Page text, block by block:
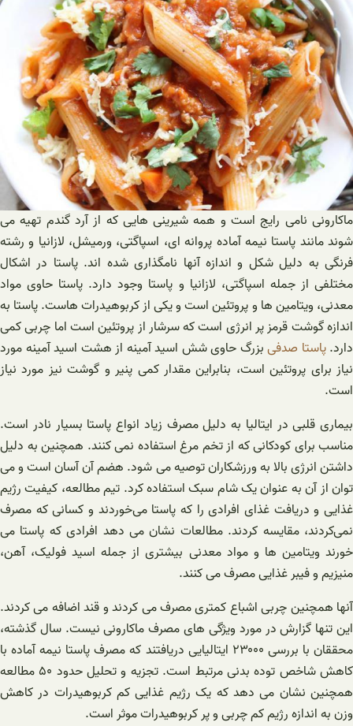
ماکارونی نامی رایج است و همه شیرینی هایی که از آرد گندم تهیه می
شوند مانند پاستا نیمه آماده پروانه ای، اسپاگتی، ورمیشل، لازانیا و رشته
فرنگی به دلیل شکل و اندازه آنها نامگذاری شده اند. پاستا در اشکال
مختلفی از جمله اسپاگتی، لازانیا و پاستا وجود دارد. پاستا حاوی مواد
معدنی، ویتامین ها و پروتئین است و یکی از کربوهیدرات هاست. پاستا به
اندازه گوشت قرمز پر انرژی است که سرشار از پروتئین است اما چربی کمی
دارد.پاستا صدفیبزرگ حاوی شش اسید آمینه از هشت اسید آمینه مورد
نیاز برای پروتئین است، بنابراین مقدار کمی پنیر و گوشت نیز مورد نیاز
است.
بیماری قلبی در ایتالیا به دلیل مصرف زیاد انواع پاستا بسیار نادر است.
مناسب برای کودکانی که از تخم مرغ استفاده نمی کنند. همچنین به دلیل
داشتن انرژی بالا به ورزشکاران توصیه می شود. هضم آن آسان است و می
توان از آن به عنوان یک شام سبک استفاده کرد. تیم مطالعه، کیفیت رژیم
غذایی و دریافت غذای افرادی را که پاستا می‌خوردند و کسانی که مصرف
نمی‌کردند، مقایسه کردند. مطالعات نشان می دهد افرادی که پاستا می
خورند ویتامین ها و مواد معدنی بیشتری از جمله اسید فولیک، آهن،
منیزیم و فیبر غذایی مصرف می کنند.
آنها همچنین چربی اشباع کمتری مصرف می کردند و قند اضافه می کردند.
این تنها گزارش در مورد ویژگی های مصرف ماکارونی نیست. سال گذشته،
محققان با بررسی ۲۳۰۰۰ ایتالیایی دریافتند که مصرف پاستا نیمه آماده با
کاهش شاخص توده بدنی مرتبط است. تجزیه و تحلیل حدود ۵۰ مطالعه
همچنین نشان می دهد که یک رژیم غذایی کم کربوهیدرات در کاهش
وزن به اندازه رژیم کم چربی و پر کربوهیدرات موثر است.